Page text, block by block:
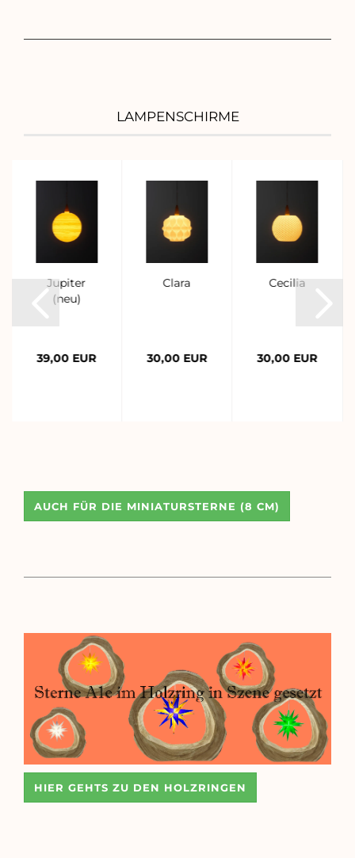
LAMPENSCHIRME
Jupiter
(neu)
39,00 EUR
Clara
30,00 EUR
Cecilia
30,00 EUR
AUCH FÜR DIE MINIATURSTERNE (8 CM)
HIER GEHTS ZU DEN HOLZRINGEN